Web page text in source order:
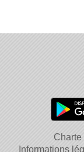
Informations